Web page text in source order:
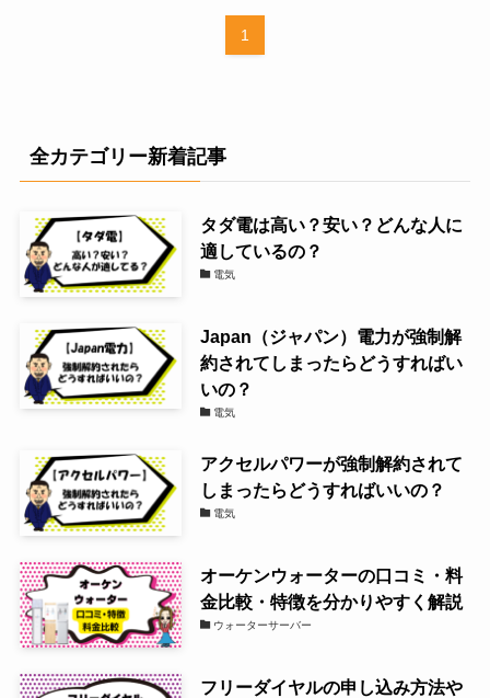
1
全カテゴリー新着記事
タダ電は高い？安い？どんな人に
適しているの？
電気
Japan（ジャパン）電力が強制解
約されてしまったらどうすればい
いの？
電気
アクセルパワーが強制解約されて
しまったらどうすればいいの？
電気
オーケンウォーターの口コミ・料
金比較・特徴を分かりやすく解説
ウォーターサーバー
フリーダイヤルの申し込み方法や